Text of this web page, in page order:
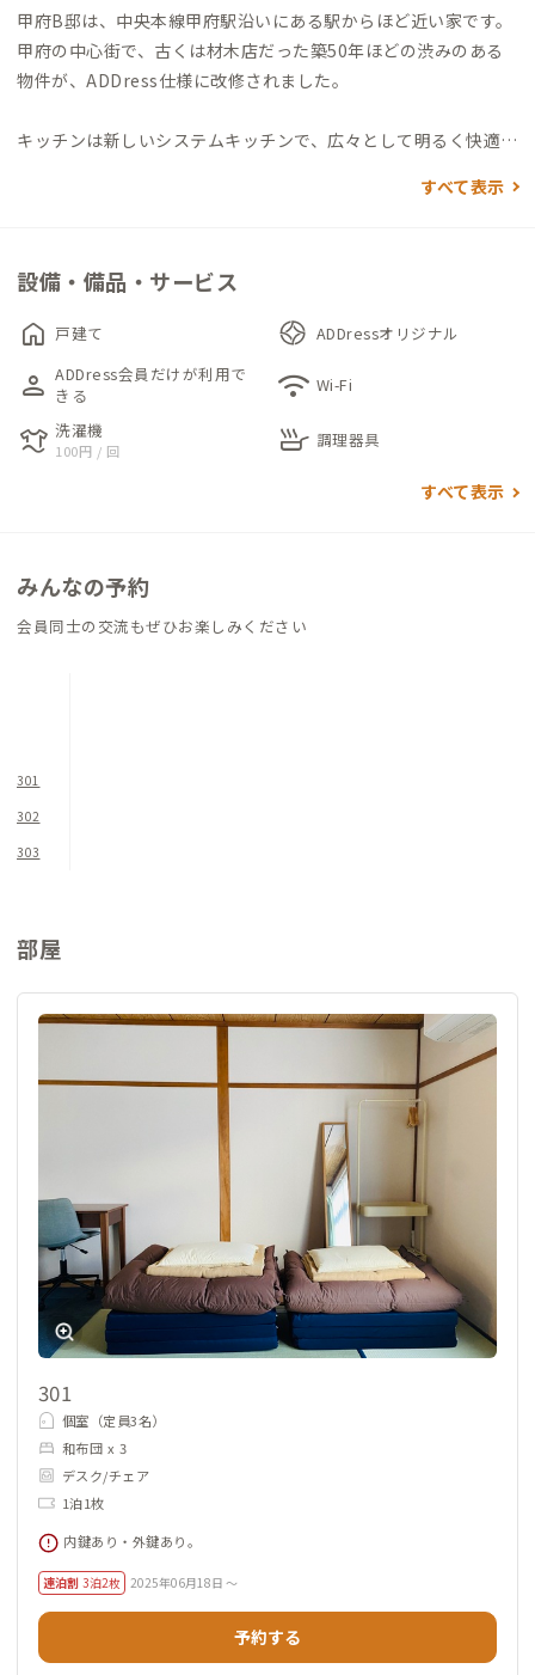
甲府B邸は、中央本線甲府駅沿いにある駅からほど近い家です。
甲府の中心街で、古くは材木店だった築50年ほどの渋みのある
物件が、ADDress仕様に改修されました。
キッチンは新しいシステムキッチンで、広々として明るく快適に
ダイニングテーブルとラウンジソファがあり、それぞれの過ごし
ちょっと急な階段を登ると、中2階があり、物置だった部屋がワ
ークスペースになっています。シンプルな室内は集中して作業が
可能です。
さらに階段を登ると踊り場がありリネン類がまとめてあります。
301は、和室で広々した8畳。デスク＆チェアも完備していま
す。302,303は6畳の洋室。こちらもデスク＆チェアがありま
す。301-303の窓はフレームが特殊なタイプでもともと網戸がな
洗濯機と乾燥機も完備されていて、洗濯には困りません。ただ、
イベントなどの際は遅くまで音が聞こえます。朝早い方はご注意
ください。日中は、中心市街地らしい人や車の行き交う音が聞
しれません。
ており、駐車場利用の車両や人が玄関前を行き交います。ご注意
物件の1階の窓にはシャッターが備え付けてあるので、不在時や
夜間などはシャッターを降ろしておくと安心です。
山梨一の繁華街まですぐの物件なので食事や買い物、娯楽など
楽しみも多いですが、夜間の音のことや防犯・安全面の配慮な
ど、家守さんと会員さんで協力して快適に過ごしましょう。
すべて表示
設備・備品・サービス
home 戸建て ADDressオリジナル
person ADDress会員だけが利用で
きる
wifi Wi-Fi
laundry 洗濯機
100円 / 回 skillet 調理器具
すべて表示
みんなの予約
会員同士の交流もぜひお楽しみください
301
302
303
部屋
301
個室（定員3名）
和布団 x 3
デスク/チェア
1泊1枚
内鍵あり・外鍵あり。
連泊割 3泊2枚 2025年06月18日 ～
予約する